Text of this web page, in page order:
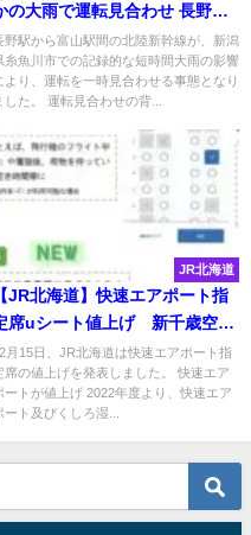
の大雨で運転見合わせ 長野－
山
野駅から富山駅間の北陸新幹線が、新潟
糸魚川市での記録的な短時間大雨の影響
より、運転を一時見合わせる事態となり
した。 運転見合わせの背...
JR北海道
【JR北海道】快速エアポート指
席uシート値上げ 新千歳空
〜札幌・小樽が530円→840円
月15日、JR北海道は快速エアポート指
席の値上げを発表しました。 快速エア
ートが値上げ 2022年度より、快速エア
ート及びくしろ湿...